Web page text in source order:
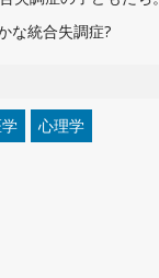
な統合失調症?
心理学